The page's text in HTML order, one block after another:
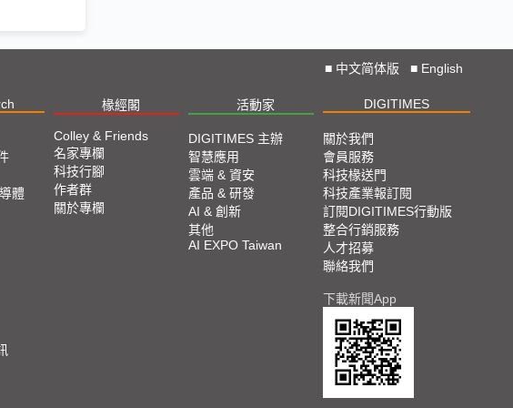
■ 中文简体版 ■ English
椽經閣 活動家 DIGITIMES
體
Colley & Friends
名家專欄
科技行腳
作者群
關於專欄
DIGITIMES 主辦
智慧應用
雲端 & 資安
產品 & 研發
AI & 創新
其他
AI EXPO Taiwan
關於我們
會員服務
科技椽送門
科技產業報訂閱
訂閱DIGITIMES行動版
整合行銷服務
人才招募
聯絡我們
下載新聞App